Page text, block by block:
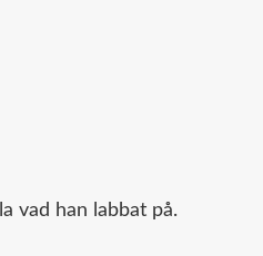
vad han labbat på.